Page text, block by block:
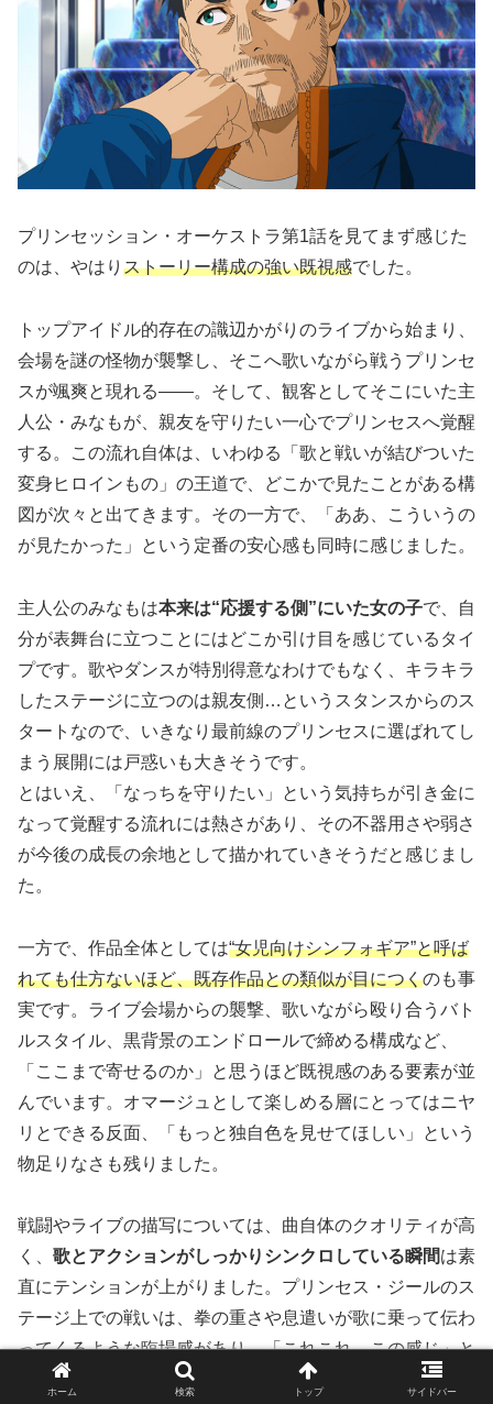
プリンセッション・オーケストラ第1話を見てまず感じた
のは、やはり ストーリー構成の強い既視感でした。
トップアイドル的存在の識辺かがりのライブから始まり、
会場を謎の怪物が襲撃し、そこへ歌いながら戦うプリンセ
スが颯爽と現れる――。そして、観客としてそこにいた主
人公・みなもが、親友を守りたい一心でプリンセスへ覚醒
する。この流れ自体は、いわゆる「歌と戦いが結びついた
変身ヒロインもの」の王道で、どこかで見たことがある構
図が次々と出てきます。その一方で、「ああ、こういうの
が見たかった」という定番の安心感も同時に感じました。
主人公のみなもは本来は“応援する側”にいた女の子で、自
分が表舞台に立つことにはどこか引け目を感じているタイ
プです。歌やダンスが特別得意なわけでもなく、キラキラ
したステージに立つのは親友側…というスタンスからのス
タートなので、いきなり最前線のプリンセスに選ばれてし
まう展開には戸惑いも大きそうです。
とはいえ、「なっちを守りたい」という気持ちが引き金に
なって覚醒する流れには熱さがあり、その不器用さや弱さ
が今後の成長の余地として描かれていきそうだと感じまし
た。
一方で、作品全体としては“女児向けシンフォギア”と呼ば
れても仕方ないほど、既存作品との類似が目につくのも事
実です。ライブ会場からの襲撃、歌いながら殴り合うバト
ルスタイル、黒背景のエンドロールで締める構成など、
「ここまで寄せるのか」と思うほど既視感のある要素が並
んでいます。オマージュとして楽しめる層にとってはニヤ
リとできる反面、「もっと独自色を見せてほしい」という
物足りなさも残りました。
戦闘やライブの描写については、曲自体のクオリティが高
く、 歌とアクションがしっかりシンクロしている瞬間は素
直にテンションが上がりました。プリンセス・ジールのス
テージ上での戦いは、拳の重さや息遣いが歌に乗って伝わ
ってくるような臨場感があり、「これこれ、この感じ」と
思わせる力があります。
ホーム 検索 トップ サイドバー